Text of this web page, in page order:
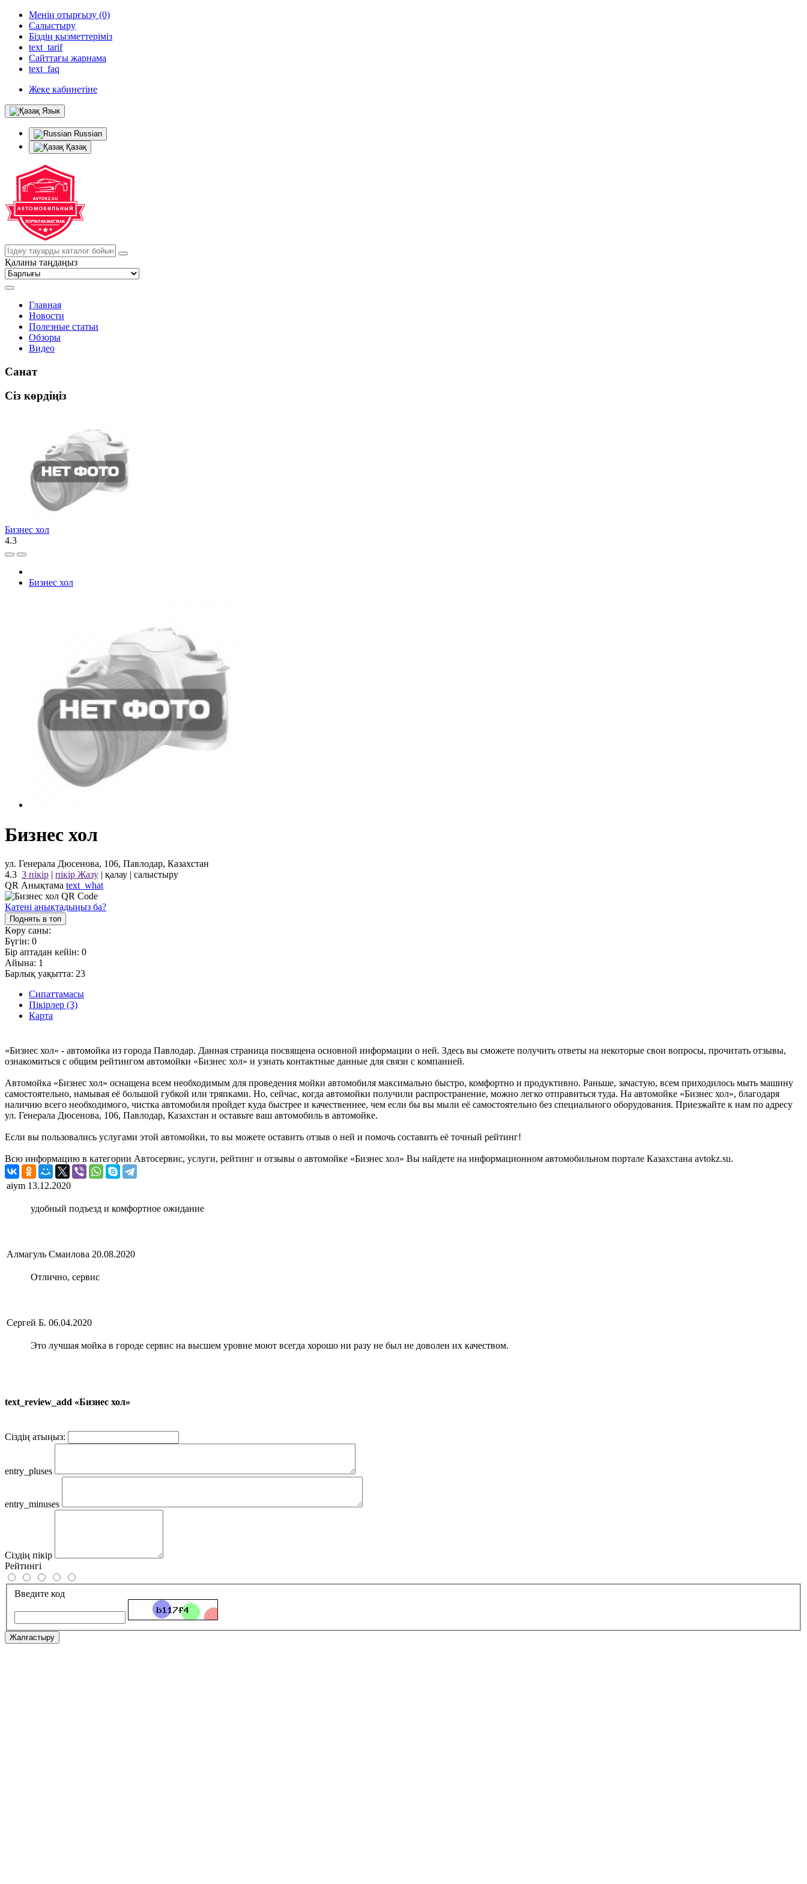
Менің отырғызу (0)
Салыстыру
Біздің қызметтеріміз
text_tarif
Сайттағы жарнама
text_faq
Жеке кабинетіне
Язык
Russian
Қазақ
Қаланы таңдаңыз
Главная
Новости
Полезные статьи
Обзоры
Видео
Санат
Сіз көрдіңіз
Бизнес хол
4.3
Бизнес хол
Бизнес хол
ул. Генерала Дюсенова, 106, Павлодар, Казахстан
4.3 3 пікір | пікір Жазу | қалау | салыстыру
QR Анықтама text_what
Қатені анықтадыңыз ба?
Поднять в топ
Көру саны:
Бүгін: 0
Бір аптадан кейін: 0
Айына: 1
Барлық уақытта: 23
Сипаттамасы
Пікірлер (3)
Карта
«Бизнес хол» - автомойка из города Павлодар. Данная страница посвящена основной информации о ней. Здесь вы сможете получить ответы на некоторые свои вопросы, прочитать отзывы,
ознакомиться с общим рейтингом автомойки «Бизнес хол» и узнать контактные данные для связи с компанией.
Автомойка «Бизнес хол» оснащена всем необходимым для проведения мойки автомобиля максимально быстро, комфортно и продуктивно. Раньше, зачастую, всем приходилось мыть машину
самостоятельно, намывая её большой губкой или тряпками. Но, сейчас, когда автомойки получили распространение, можно легко отправиться туда. На автомойке «Бизнес хол», благодаря
наличию всего необходимого, чистка автомобиля пройдет куда быстрее и качественнее, чем если бы вы мыли её самостоятельно без специального оборудования. Приезжайте к нам по адресу
ул. Генерала Дюсенова, 106, Павлодар, Казахстан и оставьте ваш автомобиль в автомойке.
Если вы пользовались услугами этой автомойки, то вы можете оставить отзыв о ней и помочь составить её точный рейтинг!
Всю информацию в категории Автосервис, услуги, рейтинг и отзывы о автомойке «Бизнес хол» Вы найдете на информационном автомобильном портале Казахстана avtokz.su.
aiym 13.12.2020
удобный подъезд и комфортное ожидание
Алмагуль Смаилова 20.08.2020
Отлично, сервис
Сергей Б. 06.04.2020
Это лучшая мойка в городе сервис на высшем уровне моют всегда хорошо ни разу не был не доволен их качеством.
text_review_add «Бизнес хол»
Сіздің атыңыз:
entry_pluses
entry_minuses
Сіздің пікір
Рейтингі
Введите код
Жалғастыру